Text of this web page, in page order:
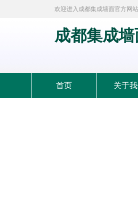
欢迎进入成都集成墙面官方网站
成都集成
首页 关于